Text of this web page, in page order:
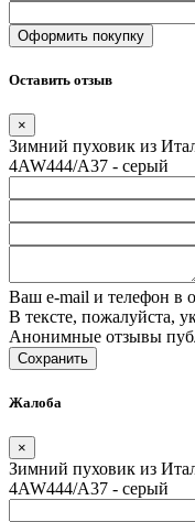
Оставить отзыв
×
Зимний пуховик из
4AW444/A37 - серый
Ваш e-mail и телефон в
В тексте, пожалуйста,
Анонимные отзывы
Сохранить
Жалоба
×
Зимний пуховик из
4AW444/A37 - серый